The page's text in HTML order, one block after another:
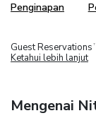
Penginapan
Guest Reservations
Ketahui lebih lanjut
Mengenai